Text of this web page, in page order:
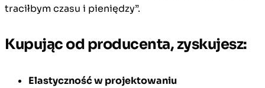
traciłbym czasu i pieniędzy”.
Kupując od producenta, zyskujesz:
Elastyczność w projektowaniu